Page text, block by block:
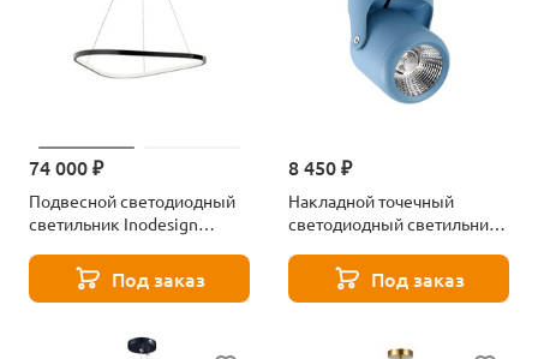
74 000 ₽
Подвесной светодиодный
светильник Inodesign
Под заказ
8 450 ₽
Накладной точечный
светодиодный светильник
Под заказ